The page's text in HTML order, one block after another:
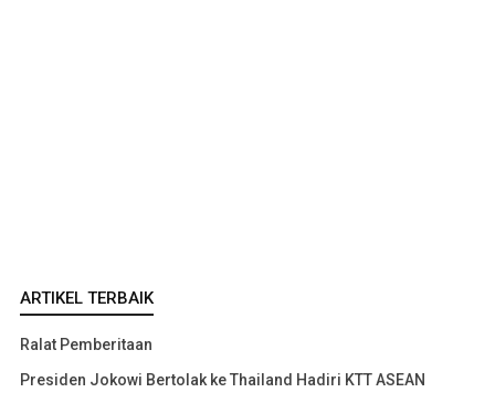
ARTIKEL TERBAIK
Ralat Pemberitaan
Presiden Jokowi Bertolak ke Thailand Hadiri KTT ASEAN